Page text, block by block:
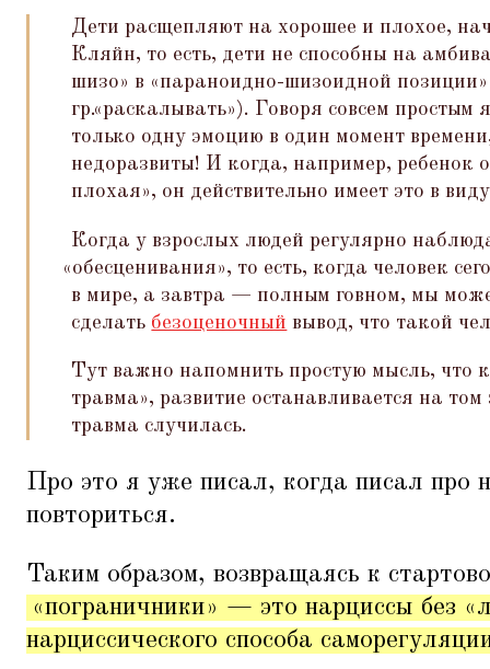
Дети расщепляют на хорошее и плохое,
Кляйн, то есть, дети не способны на
шизо» в «параноидно-шизоидной
гр.
«раскалывать»). Говоря совсем простым
только одну эмоцию в один момент
недоразвиты! И когда, например, ребенок
плохая», он действительно имеет это в
Когда у взрослых людей регулярно
«обесценивания», то есть, когда человек
в мире, а завтра — полным говном, мы
сделать безоценочный вывод, что такой
Тут важно напомнить простую мысль, что
травма», развитие останавливается на
травма случилась.
Про это я уже писал, когда писал про
повториться.
Таким образом, возвращаясь к
«пограничники» — это нарциссы без «
нарциссического способа